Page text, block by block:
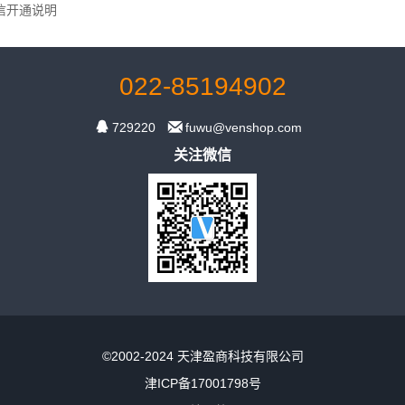
开通说明
022-85194902
 729220  fuwu@venshop.com
关注微信
©2002-2024 天津盈商科技有限公司
津ICP备17001798号